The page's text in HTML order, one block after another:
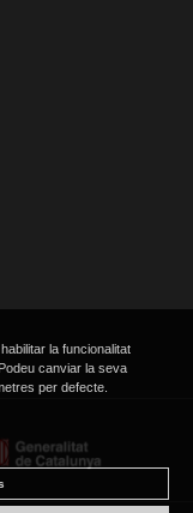
la funcionalitat
canviar la seva
per defecte.